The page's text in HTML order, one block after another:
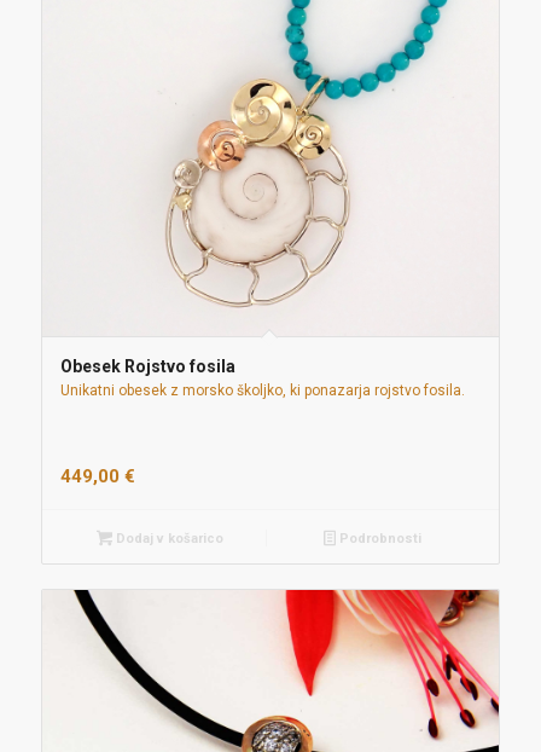
Obesek Rojstvo fosila
Unikatni obesek z morsko školjko, ki ponazarja rojstvo fosila.
449,00 €
Dodaj v košarico Podrobnosti